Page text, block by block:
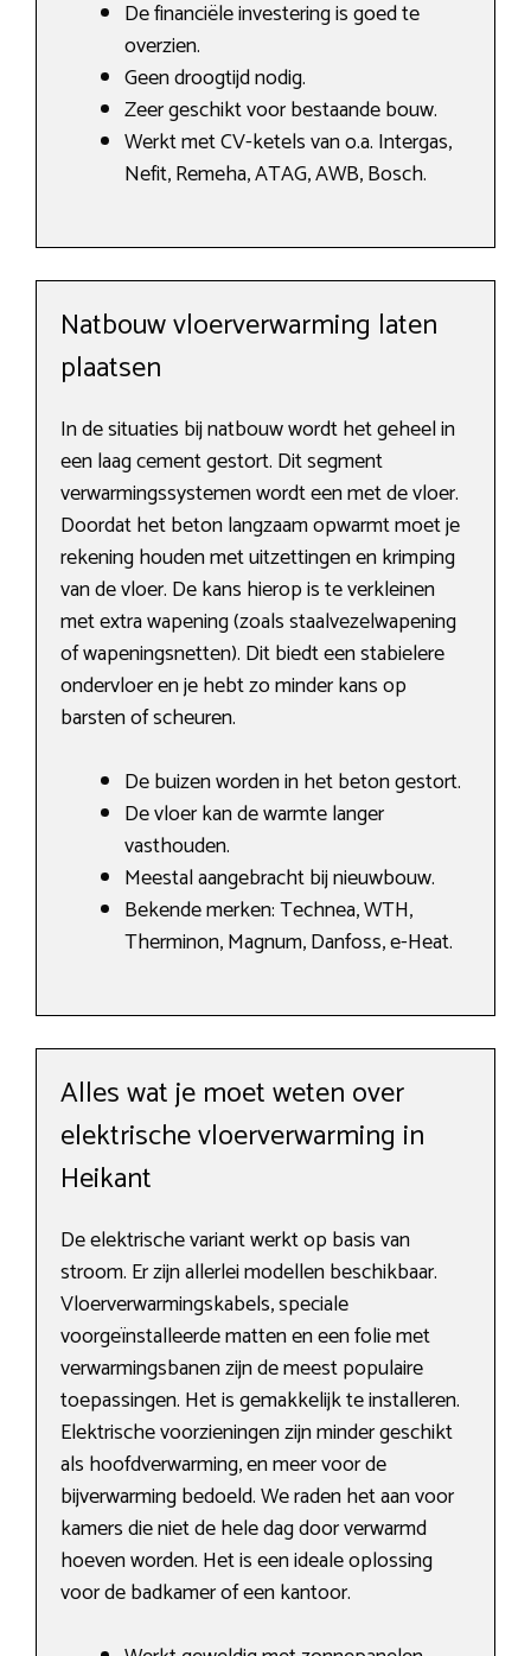
De financiële investering is goed te
overzien.
Geen droogtijd nodig.
Zeer geschikt voor bestaande bouw.
Werkt met CV-ketels van o.a. Intergas,
Nefit, Remeha, ATAG, AWB, Bosch.
Natbouw vloerverwarming laten
plaatsen
In de situaties bij natbouw wordt het geheel in
een laag cement gestort. Dit segment
verwarmingssystemen wordt een met de vloer.
Doordat het beton langzaam opwarmt moet je
rekening houden met uitzettingen en krimping
van de vloer. De kans hierop is te verkleinen
met extra wapening (zoals staalvezelwapening
of wapeningsnetten). Dit biedt een stabielere
ondervloer en je hebt zo minder kans op
barsten of scheuren.
De buizen worden in het beton gestort.
De vloer kan de warmte langer
vasthouden.
Meestal aangebracht bij nieuwbouw.
Bekende merken: Technea, WTH,
Therminon, Magnum, Danfoss, e-Heat.
Alles wat je moet weten over
elektrische vloerverwarming in
Heikant
De elektrische variant werkt op basis van
stroom. Er zijn allerlei modellen beschikbaar.
Vloerverwarmingskabels, speciale
voorgeïnstalleerde matten en een folie met
verwarmingsbanen zijn de meest populaire
toepassingen. Het is gemakkelijk te installeren.
Elektrische voorzieningen zijn minder geschikt
als hoofdverwarming, en meer voor de
bijverwarming bedoeld. We raden het aan voor
kamers die niet de hele dag door verwarmd
hoeven worden. Het is een ideale oplossing
voor de badkamer of een kantoor.